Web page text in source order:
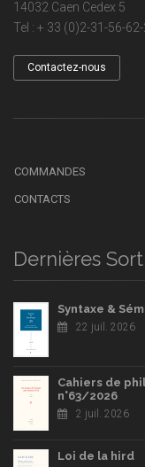
14032 Caen Cedex 5
Tel : + 33 (0)2-31-56-
Contactez-nous
COMMANDES
CONTACTS
Dernières
Syntaxe &
22 juil. 2026
Cahiers de
n°63/2026
2 juil. 2026
Loi de la hird